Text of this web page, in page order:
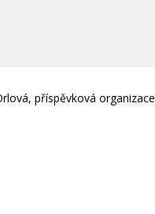
příspěvková organizace